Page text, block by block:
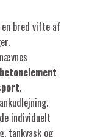
en bred vifte af
.
individuelt
tankvask og